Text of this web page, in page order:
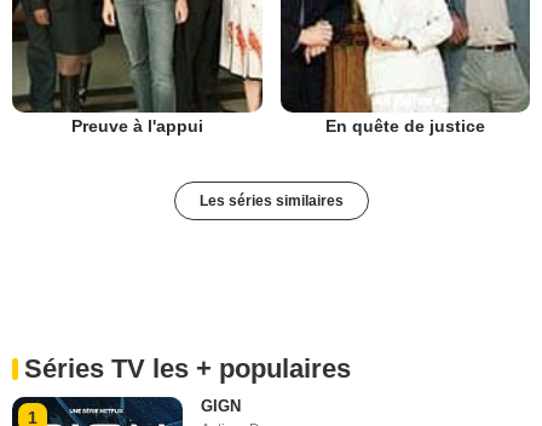
Preuve à l'appui En quête de justice
Les séries similaires
Séries TV les + populaires
1
GIGN